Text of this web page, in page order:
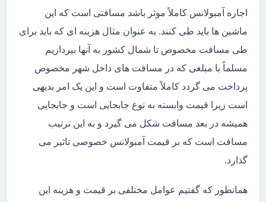
اجاره آمبولانس کاملاً موثر باشد مسافتی است که این
ماشین ها باید طی کنند. به عنوان مثال هزینه ای که باید برای
طی مسافت مخصوص تا شمال کشور به آنها بپردازیم
مسلماً با مبلغی که در مسافت های داخل شهر مخصوص
پرداخت می گردد کاملاً متفاوت است و این یک امر بدیهی
است زیرا قیمت وابسته به نوع جابجایی است و جابجایی
همیشه در بعد مسافت شکل می گیرد و به این ترتیب
مسافت است که بر قیمت آمبولانس خصوصی تاثیر می
گذارد.
همانطور که گفتیم عوامل مختلفی بر قیمت و هزینه این